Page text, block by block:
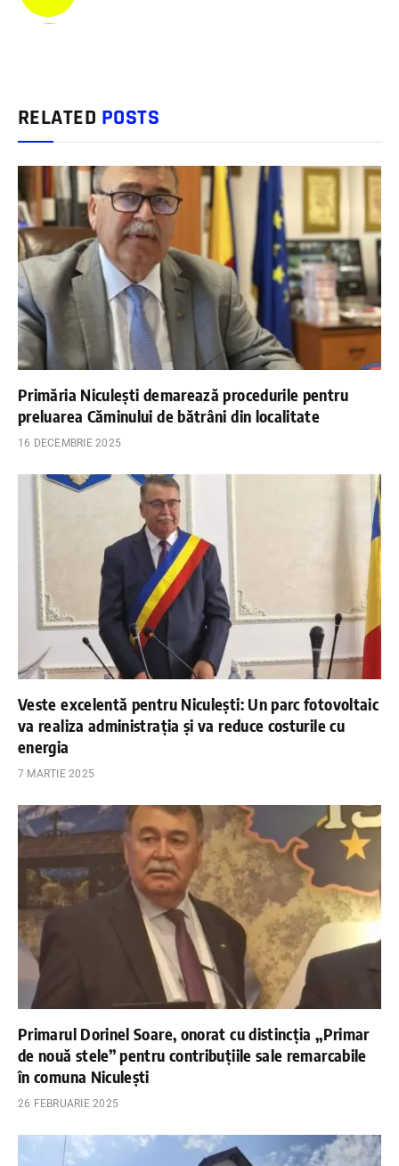
RELATED POSTS
Primăria Niculești demarează procedurile pentru
preluarea Căminului de bătrâni din localitate
16 DECEMBRIE 2025
Veste excelentă pentru Niculești: Un parc fotovoltaic
va realiza administrația și va reduce costurile cu
energia
7 MARTIE 2025
Primarul Dorinel Soare, onorat cu distincția „Primar
de nouă stele” pentru contribuțiile sale remarcabile
în comuna Niculești
26 FEBRUARIE 2025